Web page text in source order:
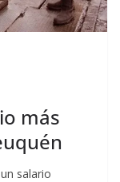
más
salario